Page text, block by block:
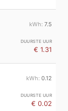
7.5
€ 1.31
0.12
€ 0.02